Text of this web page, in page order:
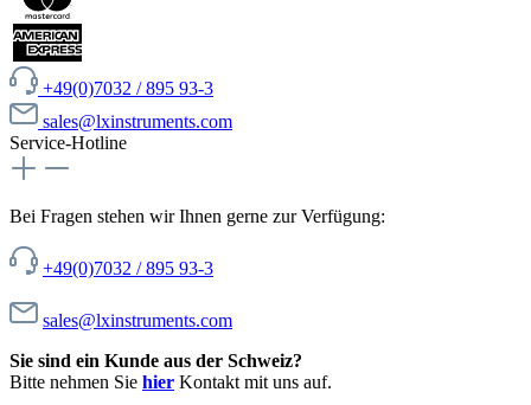
+49(0)7032 / 895 93-3
sales@lxinstruments.com
Service-Hotline
Bei Fragen stehen wir Ihnen gerne zur Verfügung:
+49(0)7032 / 895 93-3
sales@lxinstruments.com
Sie sind ein Kunde aus der Schweiz?
Bitte nehmen Sie hier Kontakt mit uns auf.